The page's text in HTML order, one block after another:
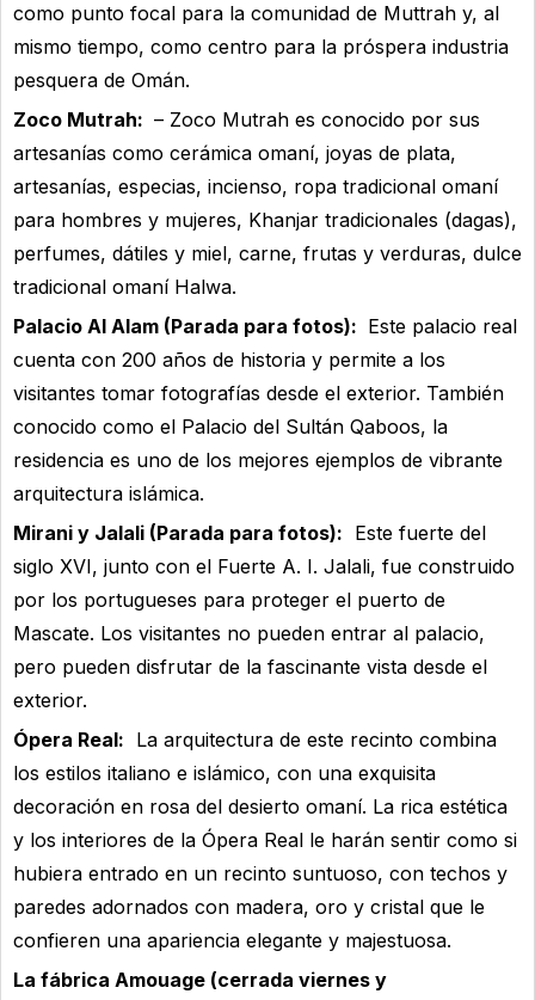
como punto focal para la comunidad de Muttrah y, al
mismo tiempo, como centro para la próspera industria
pesquera de Omán.
Zoco Mutrah: – Zoco Mutrah es conocido por sus
artesanías como cerámica omaní, joyas de plata,
artesanías, especias, incienso, ropa tradicional omaní
para hombres y mujeres, Khanjar tradicionales (dagas),
perfumes, dátiles y miel, carne, frutas y verduras, dulce
tradicional omaní Halwa.
Palacio Al Alam (Parada para fotos): Este palacio real
cuenta con 200 años de historia y permite a los
visitantes tomar fotografías desde el exterior. También
conocido como el Palacio del Sultán Qaboos, la
residencia es uno de los mejores ejemplos de vibrante
arquitectura islámica.
Mirani y Jalali (Parada para fotos): Este fuerte del
siglo XVI, junto con el Fuerte A. I. Jalali, fue construido
por los portugueses para proteger el puerto de
Mascate. Los visitantes no pueden entrar al palacio,
pero pueden disfrutar de la fascinante vista desde el
exterior.
Ópera Real: La arquitectura de este recinto combina
los estilos italiano e islámico, con una exquisita
decoración en rosa del desierto omaní. La rica estética
y los interiores de la Ópera Real le harán sentir como si
hubiera entrado en un recinto suntuoso, con techos y
paredes adornados con madera, oro y cristal que le
confieren una apariencia elegante y majestuosa.
La fábrica Amouage (cerrada viernes y